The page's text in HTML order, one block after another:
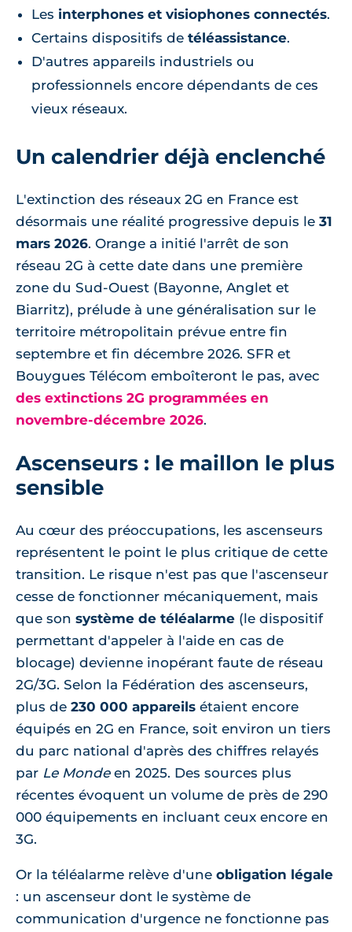
Les interphones et visiophones connectés.
Certains dispositifs de téléassistance.
D'autres appareils industriels ou
professionnels encore dépendants de ces
vieux réseaux.
Un calendrier déjà enclenché
L'extinction des réseaux 2G en France est
désormais une réalité progressive depuis le 31
mars 2026. Orange a initié l'arrêt de son
réseau 2G à cette date dans une première
zone du Sud-Ouest (Bayonne, Anglet et
Biarritz), prélude à une généralisation sur le
territoire métropolitain prévue entre fin
septembre et fin décembre 2026. SFR et
Bouygues Télécom emboîteront le pas, avec
des extinctions 2G programmées en
novembre-décembre 2026.
Ascenseurs : le maillon le plus
sensible
Au cœur des préoccupations, les ascenseurs
représentent le point le plus critique de cette
transition. Le risque n'est pas que l'ascenseur
cesse de fonctionner mécaniquement, mais
que son système de téléalarme (le dispositif
permettant d'appeler à l'aide en cas de
blocage) devienne inopérant faute de réseau
2G/3G. Selon la Fédération des ascenseurs,
plus de 230 000 appareils étaient encore
équipés en 2G en France, soit environ un tiers
du parc national d'après des chiffres relayés
par Le Mondeen 2025. Des sources plus
récentes évoquent un volume de près de 290
000 équipements en incluant ceux encore en
3G.
Or la téléalarme relève d'une obligation légale
: un ascenseur dont le système de
communication d'urgence ne fonctionne pas